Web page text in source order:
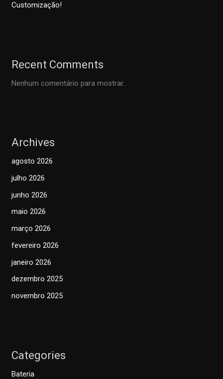
Customização!
Recent Comments
Nenhum comentário para mostrar.
Archives
agosto 2026
julho 2026
junho 2026
maio 2026
março 2026
fevereiro 2026
janeiro 2026
dezembro 2025
novembro 2025
Categories
Bateria